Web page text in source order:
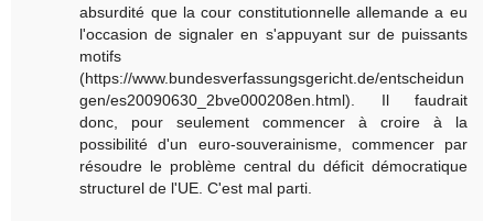
absurdité que la cour constitutionnelle allemande a eu
l'occasion de signaler en s'appuyant sur de puissants
motifs
(https://www.bundesverfassungsgericht.de/entscheidun
gen/es20090630_2bve000208en.html). Il faudrait
donc, pour seulement commencer à croire à la
possibilité d'un euro-souverainisme, commencer par
résoudre le problème central du déficit démocratique
structurel de l'UE. C'est mal parti.